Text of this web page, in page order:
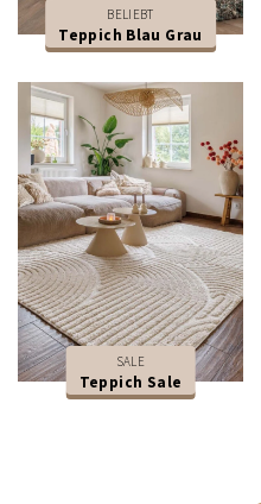
BELIEBT
Teppich Blau Grau
SALE
Teppich Sale